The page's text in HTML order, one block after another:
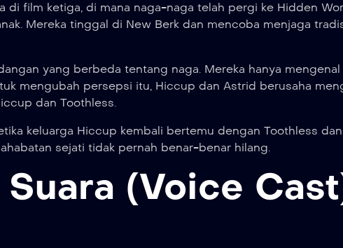
film ketiga, di mana naga-naga telah pergi ke Hidden
Mereka tinggal di New Berk dan mencoba menjaga
yang berbeda tentang naga. Mereka hanya mengenal
mengubah persepsi itu, Hiccup dan Astrid berusaha
dan Toothless.
keluarga Hiccup kembali bertemu dengan Toothless dan
sejati tidak pernah benar-benar hilang.
(Voice